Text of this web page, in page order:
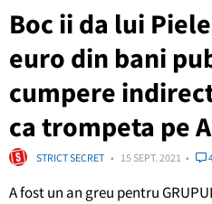
Boc ii da lui
euro din bani
cumpere
ca trompeta pe
STRICT SECRET 15 SEPT. 2021
A fost un an greu pentru